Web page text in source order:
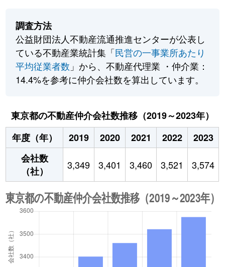
調査方法
公益財団法人不動産流通推進センターが公表し
ている不動産業統計集「民営の一事業所あたり
平均従業者数 」から、不動産代理業 ・仲介業：
14.4%を参考に仲介会社数を算出しています。
東京都の不動産仲介会社数推移（2019～2023年）
年度（年）
2019 2020 2021 2022
2023
会社数
（社）
3,349 3,401 3,460 3,521 3,574